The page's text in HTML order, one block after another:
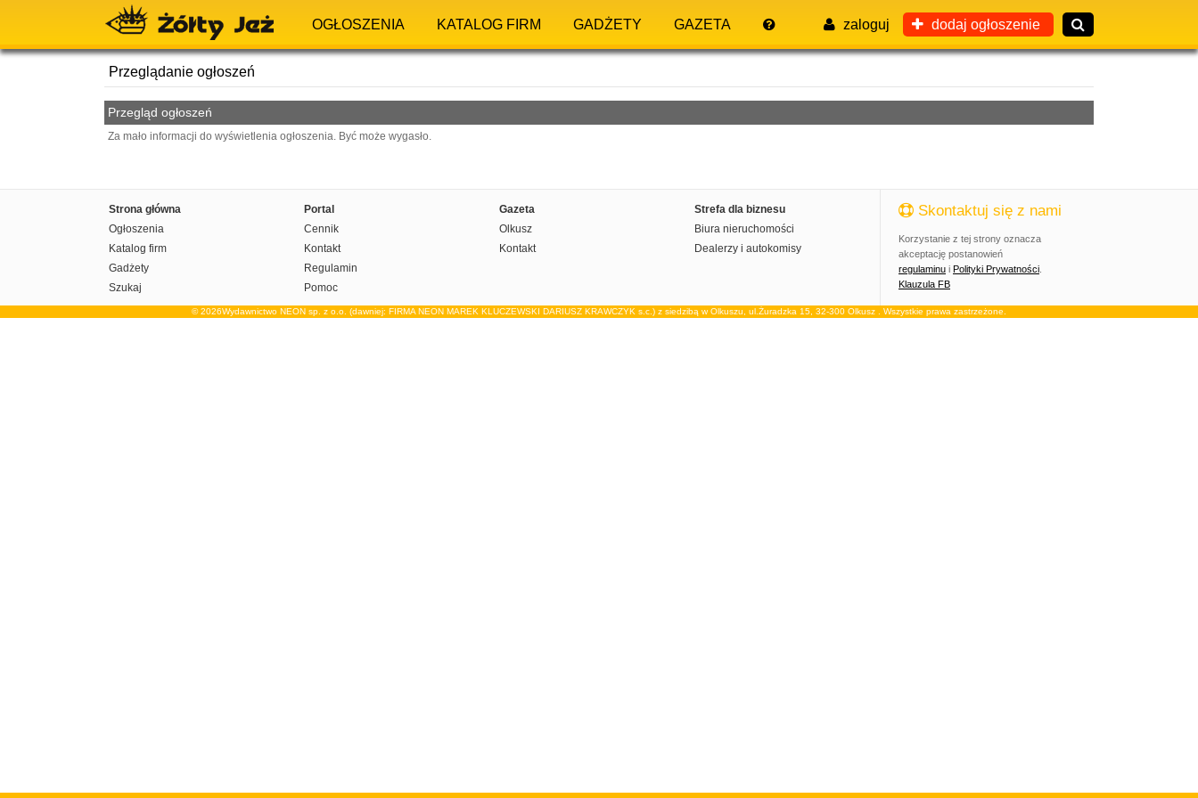
OGŁOSZENIA KATALOG FIRM GADŻETY GAZETA zaloguj dodaj ogłoszenie
Przeglądanie ogłoszeń
Przegląd ogłoszeń
Za mało informacji do wyświetlenia ogłoszenia. Być może wygasło.
Strona główna
Ogłoszenia
Katalog firm
Gadżety
Szukaj
Portal
Cennik
Kontakt
Regulamin
Pomoc
Gazeta
Olkusz
Kontakt
Strefa dla biznesu
Biura nieruchomości
Dealerzy i autokomisy
Skontaktuj się z nami
Korzystanie z tej strony oznacza
akceptację postanowień
regulaminu i Polityki Prywatności
Klauzula FB
© 2026Wydawnictwo NEON sp. z o.o. (dawniej: FIRMA NEON MAREK KLUCZEWSKI DARIUSZ KRAWCZYK s.c.) z siedzibą w Olkuszu, ul.Żuradzka 15, 32-300 Olkusz . Wszystkie prawa zastrzeżone.